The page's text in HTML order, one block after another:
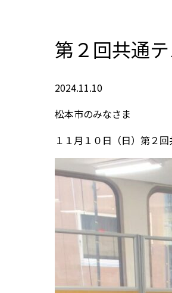
第２回共通
2024.11.10
松本市のみなさま
１１月１０日（日）第２